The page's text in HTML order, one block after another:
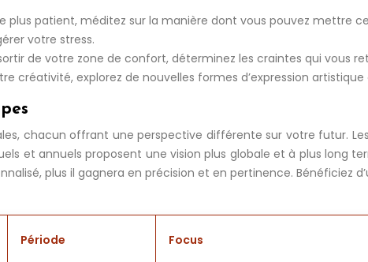
plus patient, méditez sur la manière dont vous pouvez
votre stress.
de votre zone de confort, déterminez les craintes qui vous
créativité, explorez de nouvelles formes d’expression
chacun offrant une perspective différente sur votre futur.
et annuels proposent une vision plus globale et à plus long
plus il gagnera en précision et en pertinence. Bénéficiez
Période Focus